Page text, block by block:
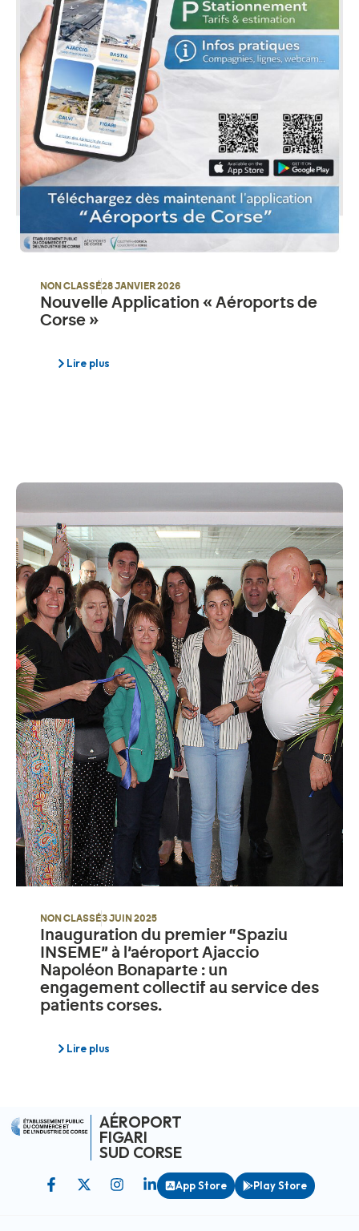
NON CLASSÉ28 JANVIER 2026
Nouvelle Application « Aéroports de
Corse »
Lire plus
NON CLASSÉ3 JUIN 2025
Inauguration du premier “Spaziu
INSEME” à l’aéroport Ajaccio
Napoléon Bonaparte : un
engagement collectif au service des
patients corses.
Lire plus
AÉROPORT
FIGARI
SUD CORSE
App Store Play Store